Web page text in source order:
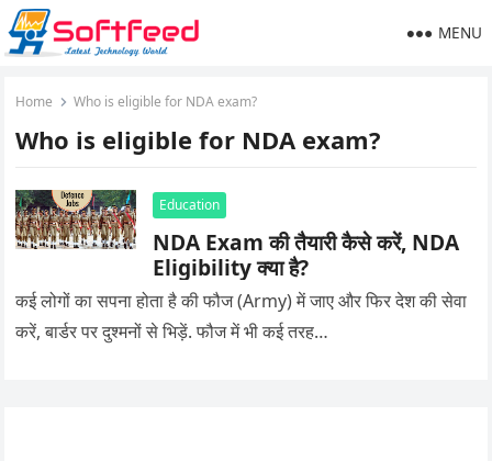
MENU
Home Who is eligible for NDA exam?
Who is eligible for NDA exam?
Education
NDA Exam की तैयारी कैसे करें, NDA
Eligibility क्या है?
कई लोगों का सपना होता है की फौज (Army) में जाए और फिर देश की सेवा
करें, बार्डर पर दुश्मनों से भिड़ें. फौज में भी कई तरह…